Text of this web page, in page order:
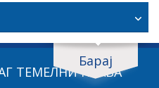
Барај
ТЕМЕЛНИ ПРАВА